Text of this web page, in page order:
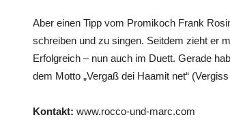
Aber einen Tipp vom Promikoch Frank
schreiben und zu singen. Seitdem zieht er
Erfolgreich – nun auch im Duett. Gerade
dem Motto „Vergaß dei Haamit net“
Kontakt: www.rocco-und-marc.com